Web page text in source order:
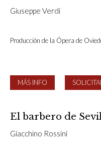
Giuseppe Verdi
Producción de la Ópera de
MÁS INFO
El barbero de
Giacchino Rossini